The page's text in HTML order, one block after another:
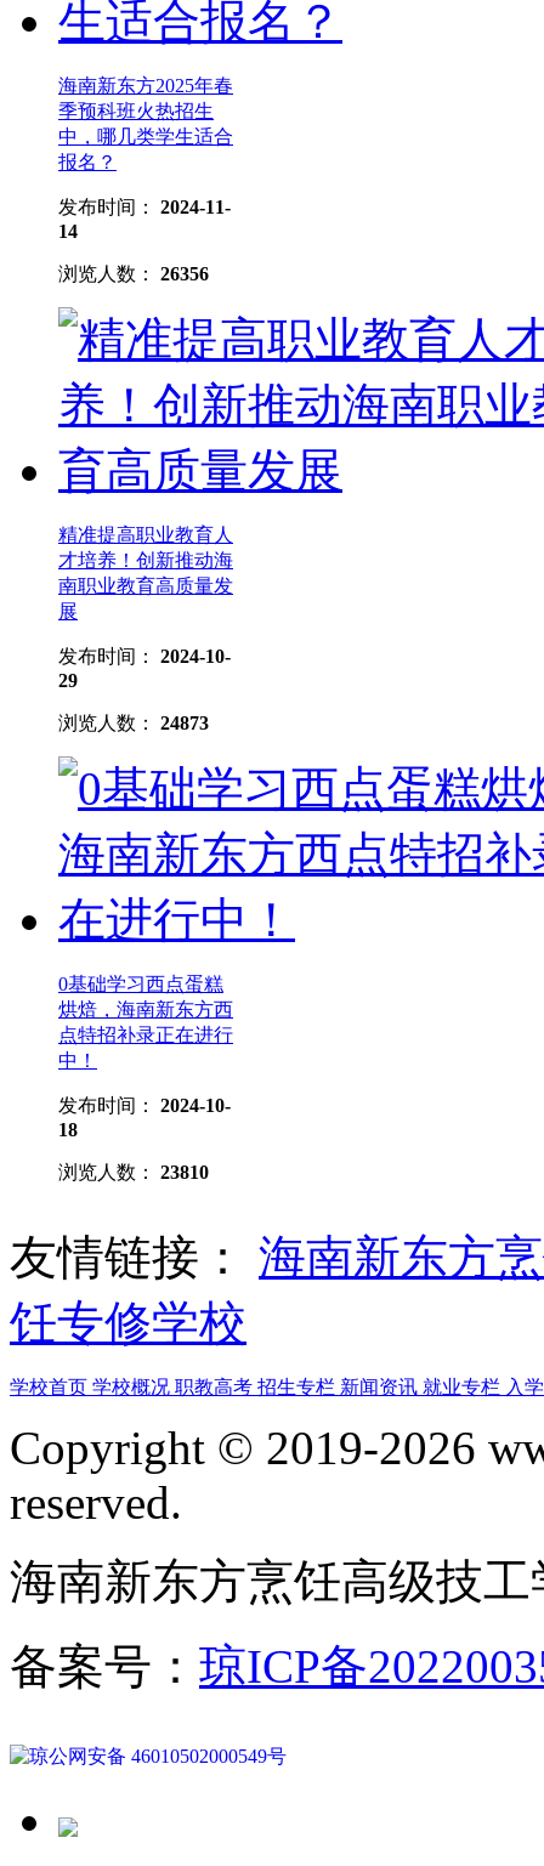
海南新东方2025年春
季预科班火热招生
中，哪几类学生适合
报名？
发布时间： 2024-11-
14
浏览人数： 26356
精准提高职业教育人
才培养！创新推动海
南职业教育高质量发
展
发布时间： 2024-10-
29
浏览人数： 24873
0基础学习西点蛋糕
烘焙，海南新东方西
点特招补录正在进行
中！
发布时间： 2024-10-
18
浏览人数： 23810
友情链接：
海南新东方
饪专修学校
学校首页 学校概况 职教高考 招生专栏 新闻资讯 就业专栏 入
Copyright © 2019-2026
reserved.
海南新东方烹饪高级技
备案号： 琼ICP备
琼公网安备 46010502000549号